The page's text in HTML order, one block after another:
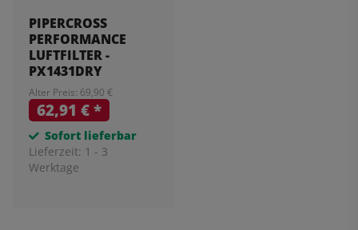
PIPERCROSS
PERFORMANCE
LUFTFILTER -
PX1431DRY
Alter Preis: 69,90 €
62,91 €*
Sofort lieferbar
Lieferzeit: 1 - 3
Werktage